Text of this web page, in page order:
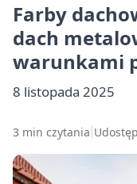
Farby
dach
warunkami
8 listopada 2025
3 min czytania